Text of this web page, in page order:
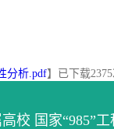
分析.pdf】已下载2375
校 国家“985”